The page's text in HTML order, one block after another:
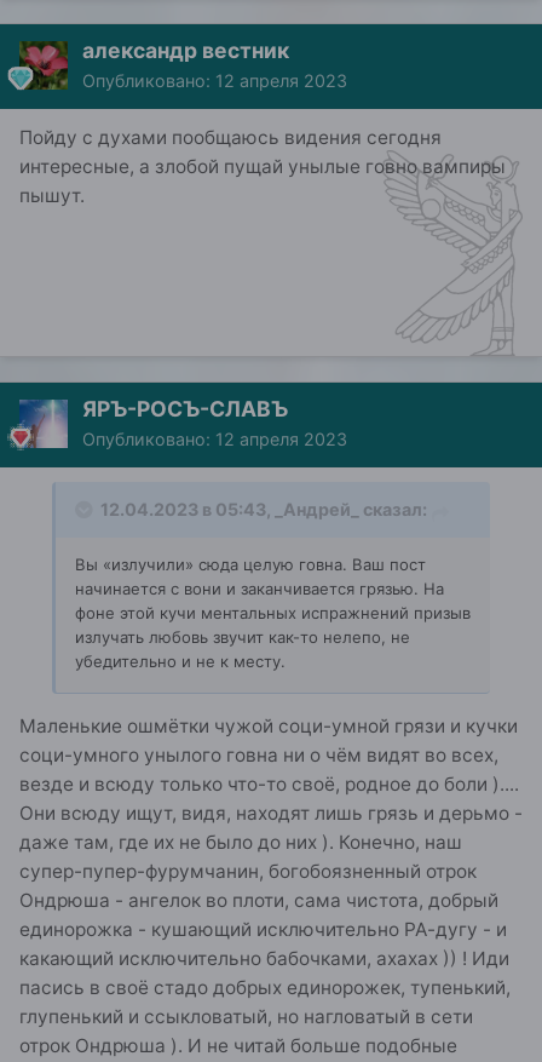
александр вестник
Опубликовано: 12 апреля 2023
Пойду с духами пообщаюсь видения сегодня
интересные, а злобой пущай унылые говно вампиры
пышут.
ЯРЪ-РОСЪ-СЛАВЪ
Опубликовано: 12 апреля 2023
12.04.2023 в 05:43, _Андрей_ сказал:
Вы «излучили» сюда целую говна. Ваш пост
начинается с вони и заканчивается грязью. На
фоне этой кучи ментальных испражнений призыв
излучать любовь звучит как-то нелепо, не
убедительно и не к месту.
Маленькие ошмётки чужой соци-умной грязи и кучки
соци-умного унылого говна ни о чём видят во всех,
везде и всюду только что-то своё, родное до боли )....
Они всюду ищут, видя, находят лишь грязь и дерьмо -
даже там, где их не было до них ). Конечно, наш
супер-пупер-фурумчанин, богобоязненный отрок
Ондрюша - ангелок во плоти, сама чистота, добрый
единорожка - кушающий исключительно РА-дугу - и
какающий исключительно бабочками, ахахах )) ! Иди
пасись в своё стадо добрых единорожек, тупенький,
глупенький и ссыкловатый, но нагловатый в сети
отрок Ондрюша ). И не читай больше подобные